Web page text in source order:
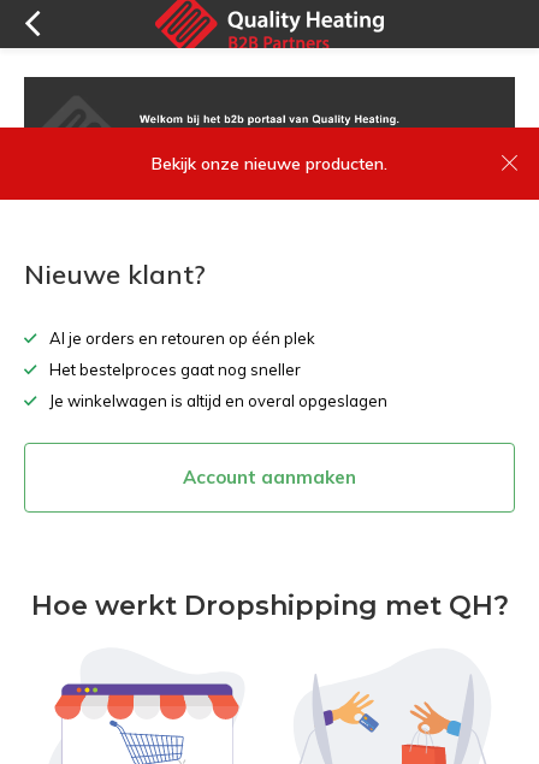
Bekijk onze nieuwe producten.
Nieuwe klant?
Al je orders en retouren op één plek
Het bestelproces gaat nog sneller
Je winkelwagen is altijd en overal opgeslagen
Account aanmaken
Hoe werkt Dropshipping met QH?